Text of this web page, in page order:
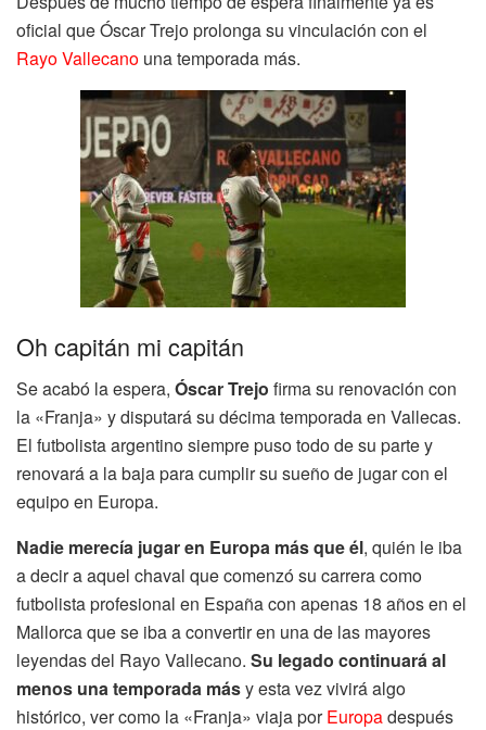
oficial que Óscar Trejo prolonga su vinculación con el
Rayo Vallecano una temporada más.
Oh capitán mi capitán
Se acabó la espera, Óscar Trejo firma su renovación con
la «Franja» y disputará su décima temporada en Vallecas.
El futbolista argentino siempre puso todo de su parte y
renovará a la baja para cumplir su sueño de jugar con el
equipo en Europa.
Nadie merecía jugar en Europa más que él, quién le iba
a decir a aquel chaval que comenzó su carrera como
futbolista profesional en España con apenas 18 años en el
Mallorca que se iba a convertir en una de las mayores
leyendas del Rayo Vallecano. Su legado continuará al
menos una temporada másy esta vez vivirá algo
histórico, ver como la «Franja» viaja porEuropadespués